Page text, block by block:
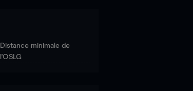
Distance minimale de
l'OSLG